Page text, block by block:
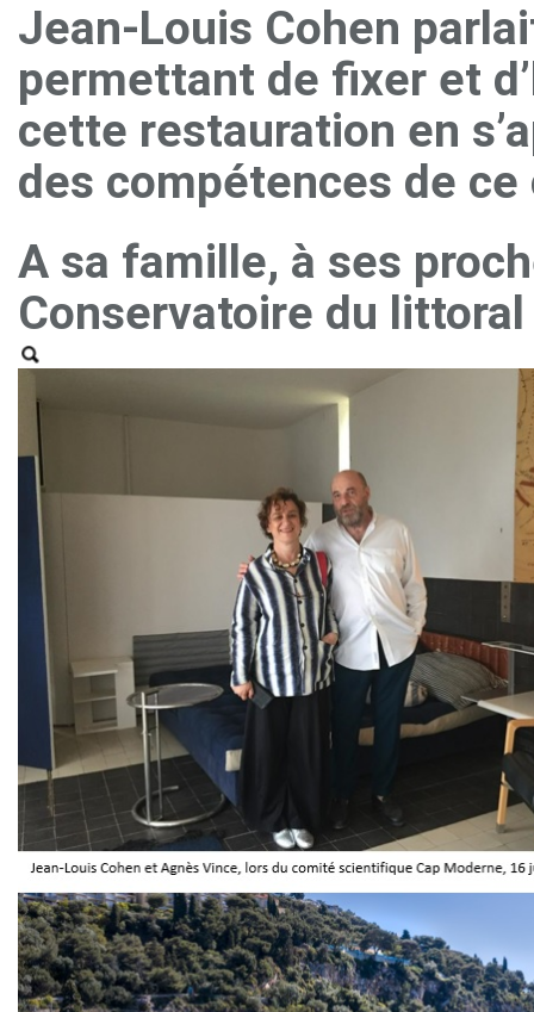
Jean-Louis Cohen
permettant de fixer et
cette restauration en
des compétences de
A sa famille, à ses
Conservatoire du